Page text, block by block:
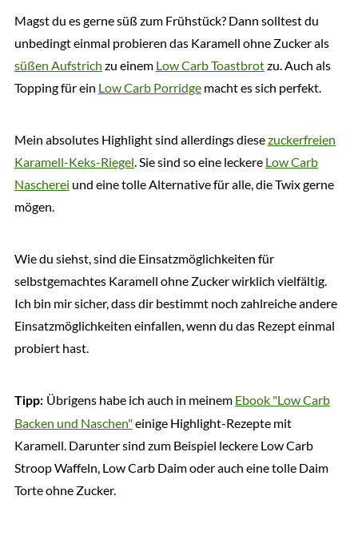
Magst du es gerne süß zum Frühstück? Dann solltest du
unbedingt einmal probieren das Karamell ohne Zucker als
süßen Aufstrich zu einem Low Carb Toastbrotzu. Auch als
Topping für ein Low Carb Porridgemacht es sich perfekt.
Mein absolutes Highlight sind allerdings diesezuckerfreien
Karamell-Keks-Riegel. Sie sind so eine leckere Low Carb
Nascherei und eine tolle Alternative für alle, die Twix gerne
mögen.
Wie du siehst, sind die Einsatzmöglichkeiten für
selbstgemachtes Karamell ohne Zucker wirklich vielfältig.
Ich bin mir sicher, dass dir bestimmt noch zahlreiche andere
Einsatzmöglichkeiten einfallen, wenn du das Rezept einmal
probiert hast.
Tipp: Übrigens habe ich auch in meinem Ebook "Low Carb
Backen und Naschen"einige Highlight-Rezepte mit
Karamell. Darunter sind zum Beispiel leckere Low Carb
Stroop Waffeln, Low Carb Daim oder auch eine tolle Daim
Torte ohne Zucker.